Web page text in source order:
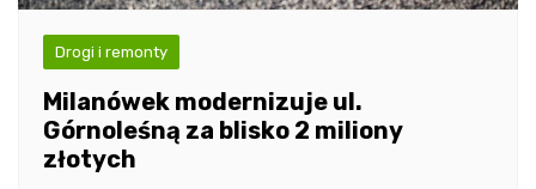
Drogi i remonty
Milanówek modernizuje ul.
Górnoleśną za blisko 2 miliony
złotych